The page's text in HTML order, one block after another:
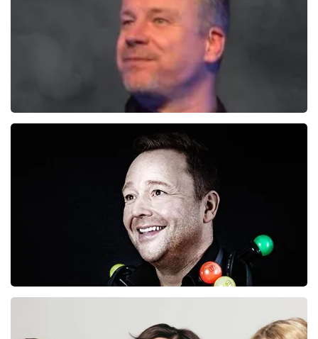
reviews
reviews